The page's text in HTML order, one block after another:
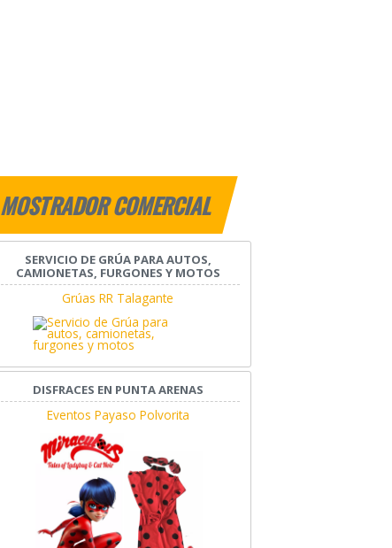
MOSTRADOR COMERCIAL
SERVICIO DE GRÚA PARA AUTOS,
CAMIONETAS, FURGONES Y MOTOS
Grúas RR Talagante
DISFRACES EN PUNTA ARENAS
Eventos Payaso Polvorita